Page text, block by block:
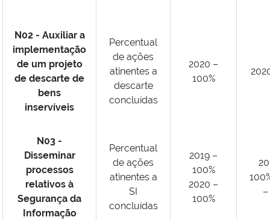
N02 - Auxiliar a
implementação
de um projeto
de descarte de
bens
inservíveis
Percentual
de ações
atinentes a
descarte
concluídas
2020 –
100%
N03 -
Disseminar
processos
relativos à
Segurança da
Informação
Percentual
de ações
atinentes a
SI
concluídas
2019 –
100%
2020 –
100%
–